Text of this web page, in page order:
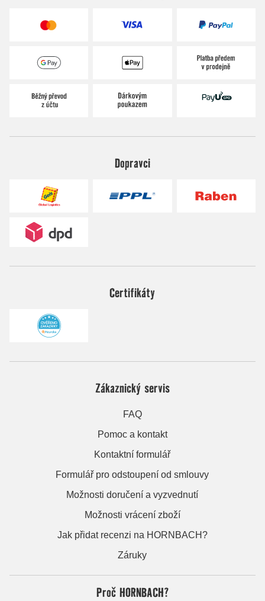
Dopravci
Certifikáty
Zákaznický servis
FAQ
Pomoc a kontakt
Kontaktní formulář
Formulář pro odstoupení od smlouvy
Možnosti doručení a vyzvednutí
Možnosti vrácení zboží
Jak přidat recenzi na HORNBACH?
Záruky
Proč HORNBACH?